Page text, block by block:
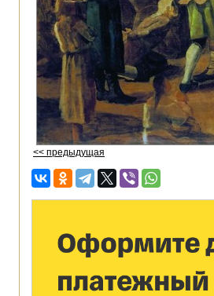
<< предыдущая